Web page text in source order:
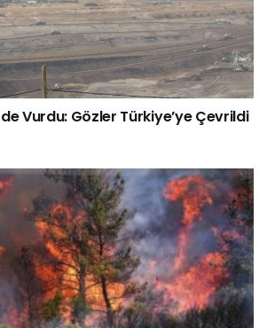
Vurdu: Gözler Türkiye’ye Çevrildi